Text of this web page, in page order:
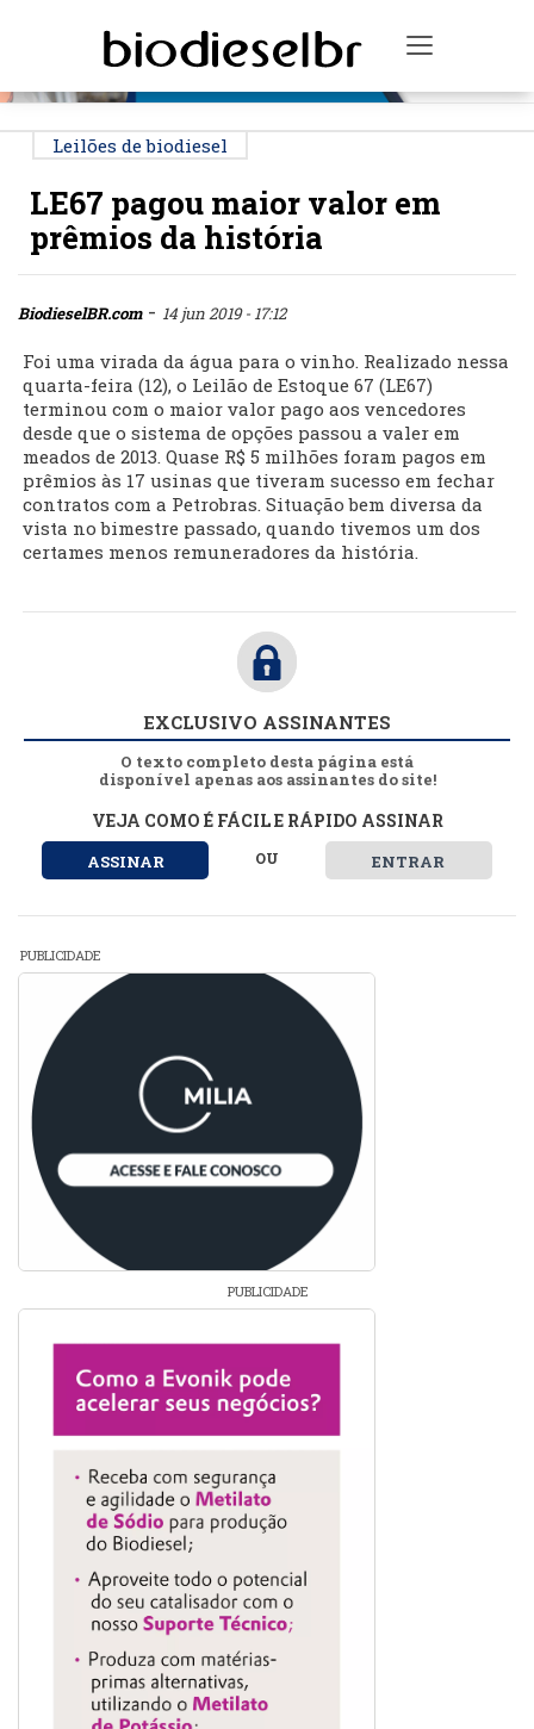
Toggle
Leilões de biodiesel
LE67 pagou maior valor em
prêmios da história
BiodieselBR.com- 14 jun 2019 - 17:12
Foi uma virada da água para o vinho. Realizado nessa
quarta-feira (12), o Leilão de Estoque 67 (LE67)
terminou com o maior valor pago aos vencedores
desde que o sistema de opções passou a valer em
meados de 2013. Quase R$ 5 milhões foram pagos em
prêmios às 17 usinas que tiveram sucesso em fechar
contratos com a Petrobras. Situação bem diversa da
vista no bimestre passado, quando tivemos um dos
certames menos remuneradores da história.
EXCLUSIVO ASSINANTES
O texto completo desta página está
disponível apenas aos assinantes do site!
VEJA COMO É FÁCIL E RÁPIDO ASSINAR
ASSINAR OU ENTRAR
PUBLICIDADE
PUBLICIDADE